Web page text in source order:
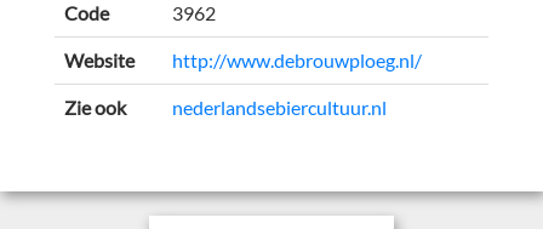
Code 3962
Website http://www.debrouwploeg.nl/
Zie ook nederlandsebiercultuur.nl